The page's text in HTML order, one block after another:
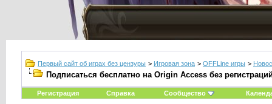
Первый сайт об играх без цензуры > Игровая зона > OFFLine игры >
Подписаться бесплатно на Origin Access без
Регистрация Справка Сообщество